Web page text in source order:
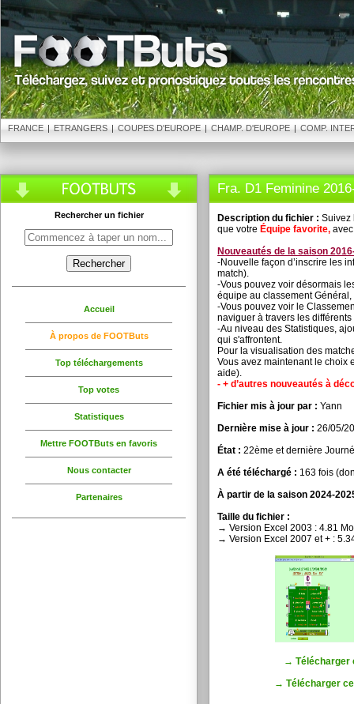
FRANCE | ETRANGERS | COUPES D'EUROPE | CHAMP. D'EUROPE | COMP.
Rechercher un fichier
Accueil
À propos de FOOTButs
Top téléchargements
Top votes
Statistiques
Mettre FOOTButs en favoris
Nous contacter
Partenaires
Fra. D1 Feminine
Description du fichier : Suivez
que votre Équipe favorite,
Nouveautés de la saison
-Nouvelle façon d’inscrire les
match).
-Vous pouvez voir désormais
équipe au classement
-Vous pouvez voir le
naviguer à travers les
-Au niveau des Statistiques,
qui s'affrontent.
Pour la visualisation des
Vous avez maintenant le choix
aide).
- + d’autres nouveautés à
Fichier mis à jour par : Yann
Dernière mise à jour : 26/05/
État : 22ème et dernière
A été téléchargé : 163 fois
À partir de la saison 2024-
Taille du fichier :
→ Version Excel 2003 : 4.81 Mo
→ Version Excel 2007 et + :
→ Télécharger
→ Télécharger